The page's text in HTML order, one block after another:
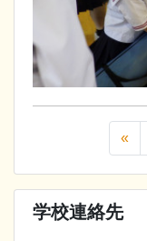
学校連絡先
«